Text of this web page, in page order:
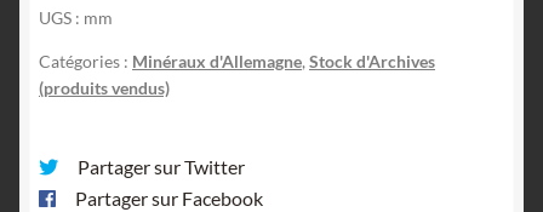
UGS : mm
Catégories : Minéraux d'Allemagne, Stock d'Archives
(produits vendus)
Partager sur Twitter
Partager sur Facebook